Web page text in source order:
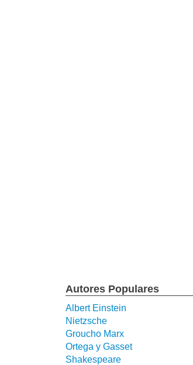
Autores Populares
Albert Einstein
Nietzsche
Groucho Marx
Ortega y Gasset
Shakespeare